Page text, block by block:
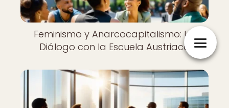
Feminismo y Anarcocapitalismo: Un
Diálogo con la Escuela Austriaca